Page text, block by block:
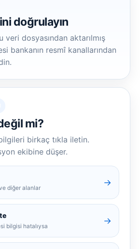
doğrulayın
dosyasından aktarılmış
bankanın resmî kanallarından
mi?
birkaç tıkla iletin.
ekibine düşer.
diğer alanlar
→
bilgisi hatalıysa
→